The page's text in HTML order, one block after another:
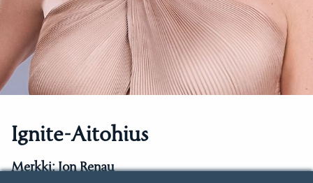
Ignite-Aitohius
Merkki:Jon Renau